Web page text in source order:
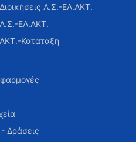
Λ.Σ.-ΕΛ.ΑΚΤ.
ΕΛ.ΑΚΤ.
Κατάταξη
Δράσεις